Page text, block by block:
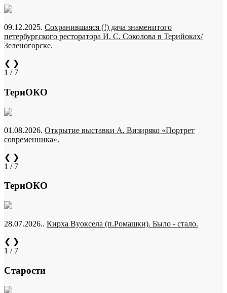
09.12.2025. Сохранившаяся (!) дача знаменитого
петербургского ресторатора И. С. Соколова в Терийоках/
Зеленогорске.
❮ ❯
1 / 7
ТериОКО
01.08.2026. Открытие выставки А. Визиряко «Портрет
современника».
❮ ❯
1 / 7
ТериОКО
28.07.2026.. Кирха Вуоксела (п.Ромашки). Было - стало.
❮ ❯
1 / 7
Старости